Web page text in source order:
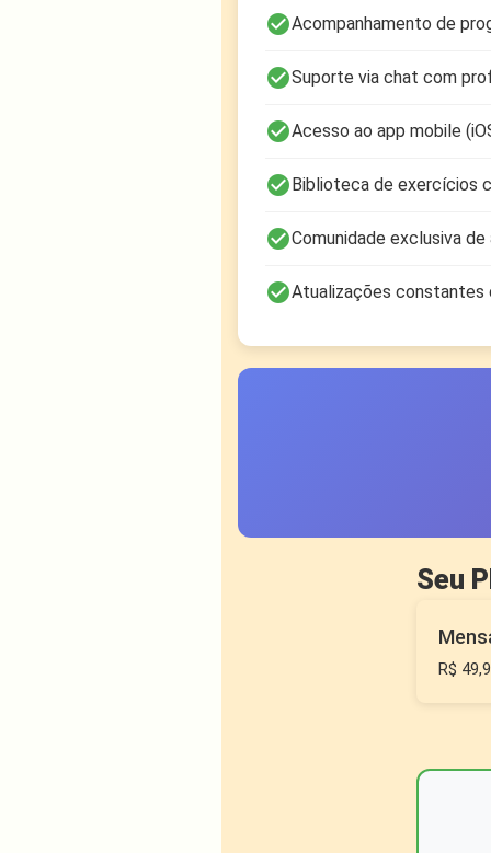
check_circleAcompanhamento de
check_circleSuporte via chat com
check_circleAcesso ao app mobile
check_circle Biblioteca de exercícios
check_circleComunidade exclusiva de
check_circleAtualizações constantes
Seu
R$